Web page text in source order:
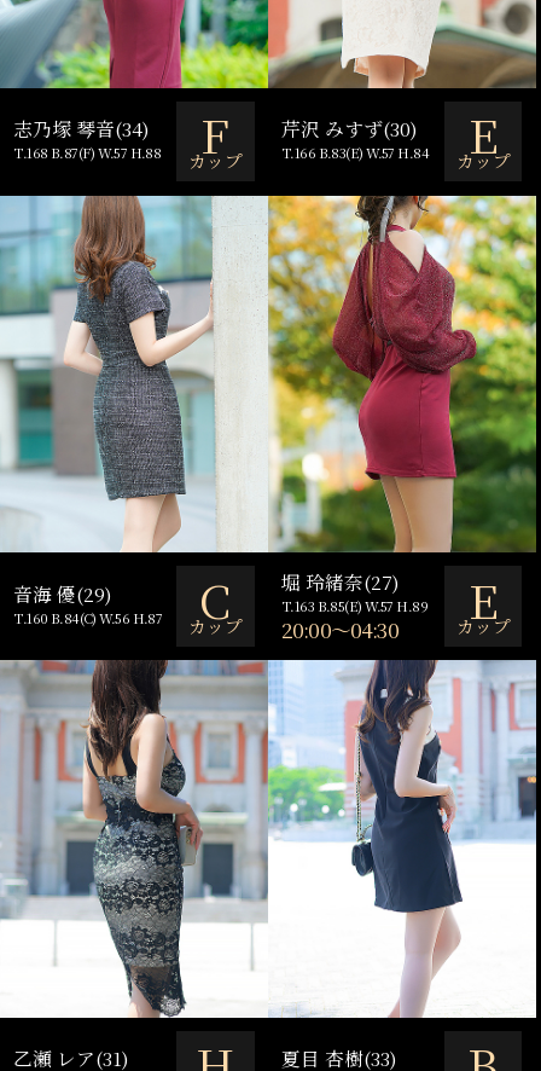
志乃塚 琴音(34)
T.168 B.87(F) W.57 H.88 F
カップ
芹沢 みすず(30)
T.166 B.83(E) W.57 H.84 E
カップ
音海 優(29)
T.160 B.84(C) W.56 H.87 C
カップ
堀 玲緒奈(27)
T.163 B.85(E) W.57 H.89
20:00～04:30 E
カップ
乙瀬 レア(31) 夏目 杏樹(33)